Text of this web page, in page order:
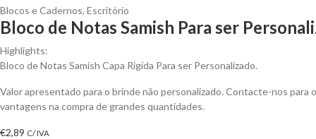
Blocos e Cadernos, Escritório
Bloco de Notas Samish Para ser
Highlights:
Bloco de Notas Samish Capa Rigída Para ser Personalizado.
Valor apresentado para o brinde não personalizado. Contacte-nos para
vantagens na compra de grandes quantidades.
€2,89 C/ IVA